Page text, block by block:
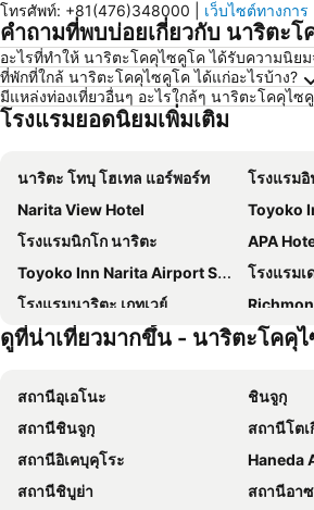
โทรศัพท์: +81(476)348000 เว็บไซต์ทางการ
คำถามที่พบบ่อยเกี่ยวกับ นาริตะโ
อะไรที่ทำให้ นาริตะโคคุไซคูโค ได้รับความนิย
ที่พักที่ใกล้ นาริตะโคคุไซคูโค ได้แก่อะไรบ้าง?
มีแหล่งท่องเที่ยวอื่นๆ อะไรใกล้ๆ นาริตะโคคุไซ
โรงแรมยอดนิยมเพิ่มเติม
นาริตะ โทบุ โฮเทล แอร์พอร์ท
โรงแรมอิ
Narita View Hotel
Toyoko
โรงแรมนิกโก นาริตะ
APA
Toyoko Inn Narita Airport Shinkan
โรงแรมเ
โรงแรมนาริตะ เกทเวย์
HOTEL MYSTAYS PREMIER Narita
โรงแรมมาร์โร้ด อินเตอร์เนชั่นแนล นาริตะ
Hilton
โรงแรมคอมฟอร์ท นาริตะ
9h nine
Asia Hotel Narita
เซ็นเตอร์
ANA Crowne Plaza Narita by IHG
Tabino
ดูที่น่าเที่ยวมากขึ้น - นาริตะโคคุ
สถานีอุเอโนะ
ชินจูกุ
สถานีชินจูกุ
สถานีโตเ
สถานีอิเคบุคุโระ
Haneda
สถานีชิบูย่า
สถานีอา